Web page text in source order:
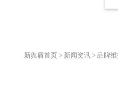
新舆盾首页 > 新闻资讯 > 品牌